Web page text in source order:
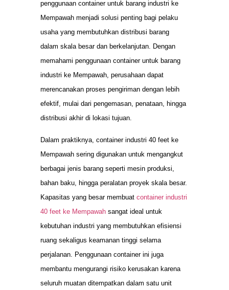
penggunaan container untuk barang industri ke
Mempawah menjadi solusi penting bagi pelaku
usaha yang membutuhkan distribusi barang
dalam skala besar dan berkelanjutan. Dengan
memahami penggunaan container untuk barang
industri ke Mempawah, perusahaan dapat
merencanakan proses pengiriman dengan lebih
efektif, mulai dari pengemasan, penataan, hingga
distribusi akhir di lokasi tujuan.
Dalam praktiknya, container industri 40 feet ke
Mempawah sering digunakan untuk mengangkut
berbagai jenis barang seperti mesin produksi,
bahan baku, hingga peralatan proyek skala besar.
Kapasitas yang besar membuat container industri
40 feet ke Mempawah sangat ideal untuk
kebutuhan industri yang membutuhkan efisiensi
ruang sekaligus keamanan tinggi selama
perjalanan. Penggunaan container ini juga
membantu mengurangi risiko kerusakan karena
seluruh muatan ditempatkan dalam satu unit